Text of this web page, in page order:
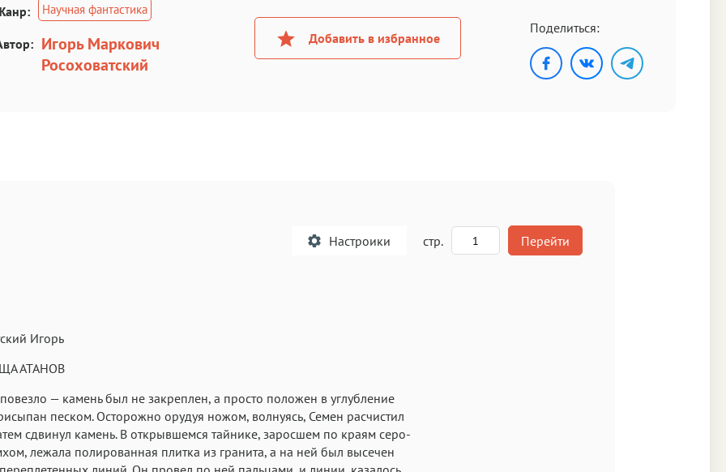
Научная фантастика
Игорь Маркович
Росоховатский
Добавить в избранное
Поделиться:
Настроики стр. Перейти
Игорь
АТАНОВ
— камень был не закреплен, а просто положен в углубление
песком. Осторожно орудуя ножом, волнуясь, Семен расчистил
сдвинул камень. В открывшемся тайнике, заросшем по краям серо-
лежала полированная плитка из гранита, а на ней был высечен